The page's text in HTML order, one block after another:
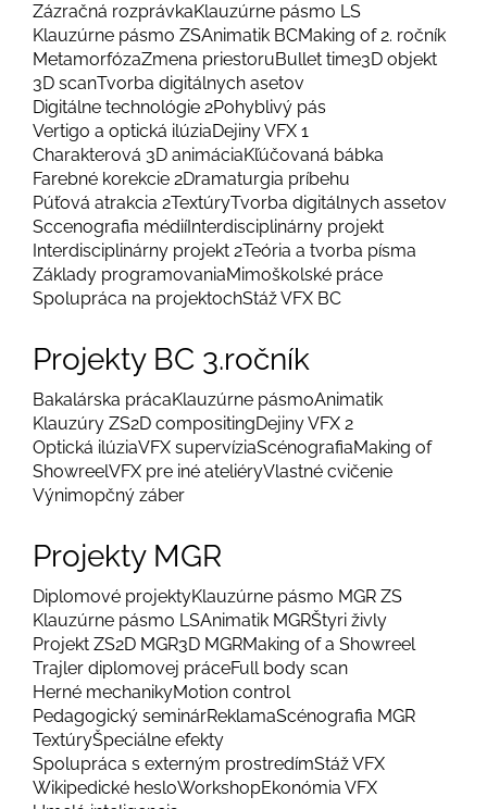
Zázračná rozprávkaKlauzúrne pásmo LS
Klauzúrne pásmo ZSAnimatik BCMaking of 2. ročník
MetamorfózaZmena priestoruBullet time3D objekt
3D scanTvorba digitálnych asetov
Digitálne technológie 2Pohyblivý pás
Vertigo a optická ilúziaDejiny VFX 1
Charakterová 3D animáciaKľúčovaná bábka
Farebné korekcie 2Dramaturgia príbehu
Púťová atrakcia 2TextúryTvorba digitálnych assetov
Sccenografia médiíInterdisciplinárny projekt
Interdisciplinárny projekt 2Teória a tvorba písma
Základy programovaniaMimoškolské práce
Spolupráca na projektochStáž VFX BC
Projekty BC 3.ročník
Bakalárska prácaKlauzúrne pásmoAnimatik
Klauzúry ZS2D compositingDejiny VFX 2
Optická ilúziaVFX supervíziaScénografiaMaking of
ShowreelVFX pre iné ateliéryVlastné cvičenie
Výnimopčný záber
Projekty MGR
Diplomové projektyKlauzúrne pásmo MGR ZS
Klauzúrne pásmo LSAnimatik MGRŠtyri živly
Projekt ZS2D MGR3D MGRMaking of a Showreel
Trajler diplomovej práceFull body scan
Herné mechanikyMotion control
Pedagogický seminárReklamaScénografia MGR
TextúryŠpeciálne efekty
Spolupráca s externým prostredímStáž VFX
Wikipedické hesloWorkshopEkonómia VFX